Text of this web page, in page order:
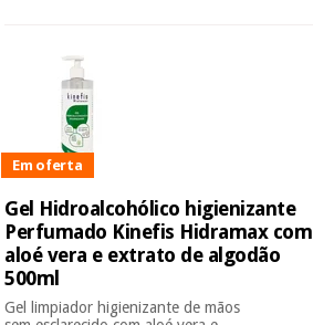
Em oferta
Gel Hidroalcohólico higienizante
Perfumado Kinefis Hidramax com
aloé vera e extrato de algodão
500ml
Gel limpiador higienizante de mãos